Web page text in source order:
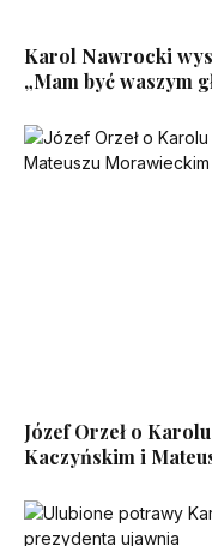
Karol Nawrocki
„Mam być waszym
Józef Orzeł o
Kaczyńskim i